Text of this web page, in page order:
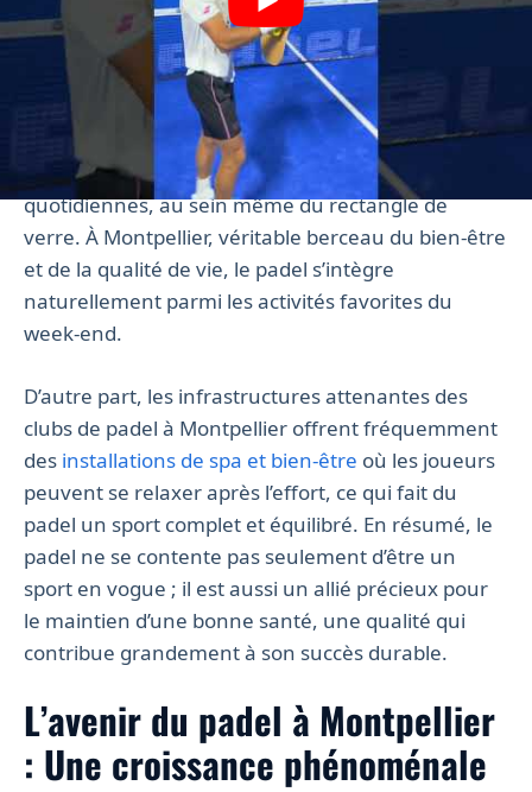
liées à la pratique régulière de ce sport.
En matière de bien-être, le padel offre aussi une
structure de jeu qui limite le stress par l’obligation
de respecter les rythmes du jeu. Les joueurs
trouvent souvent une échappatoire aux tensions
quotidiennes, au sein même du rectangle de
verre. À Montpellier, véritable berceau du bien-être
et de la qualité de vie, le padel s’intègre
naturellement parmi les activités favorites du
week-end.
D’autre part, les infrastructures attenantes des
clubs de padel à Montpellier offrent fréquemment
des installations de spa et bien-être où les joueurs
peuvent se relaxer après l’effort, ce qui fait du
padel un sport complet et équilibré. En résumé, le
padel ne se contente pas seulement d’être un
sport en vogue ; il est aussi un allié précieux pour
le maintien d’une bonne santé, une qualité qui
contribue grandement à son succès durable.
L’avenir du padel à Montpellier
: Une croissance phénoménale